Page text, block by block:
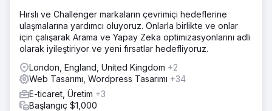
Hırslı ve Challenger markaların çevrimiçi hedeflerine
ulaşmalarına yardımcı oluyoruz. Onlarla birlikte ve onlar
için çalışarak Arama ve Yapay Zeka optimizasyonlarını adli
olarak iyileştiriyor ve yeni fırsatlar hedefliyoruz.
London, England, United Kingdom +2
Web Tasarımı, Wordpress Tasarımı +34
E-ticaret, Üretim +3
Başlangıç $1,000